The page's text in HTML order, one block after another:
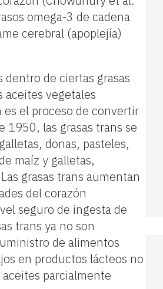
omega-3 de cadena
cerebral (apoplejía)
de ciertas grasas
aceites vegetales
el proceso de convertir
1950, las grasas trans se
donas, pasteles,
maíz y galletas,
grasas trans aumentan
del corazón
seguro de ingesta de
trans ya no son
de alimentos
en productos lácteos no
parcialmente